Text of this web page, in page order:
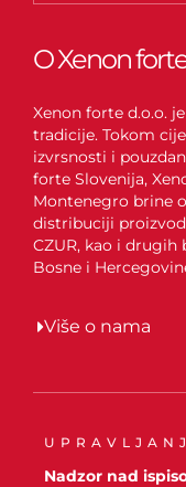
O Xenon
Xenon forte d.o.o.
tradicije. Tokom
izvrsnosti i
forte Slovenija,
Montenegro brine
distribuciji
CZUR, kao i
Bosne i
Više o nama
Nadzor nad